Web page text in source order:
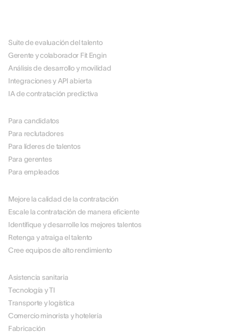
Suite de evaluación del talento
Gerente y colaborador Fit Engin
Análisis de desarrollo y movilidad
Integraciones y API abierta
IA de contratación predictiva
Para candidatos
Para reclutadores
Para líderes de talentos
Para gerentes
Para empleados
Mejore la calidad de la contratación
Escale la contratación de manera eficiente
Identifique y desarrolle los mejores talentos
Retenga y atraiga el talento
Cree equipos de alto rendimiento
Asistencia sanitaria
Tecnología y TI
Transporte y logística
Comercio minorista y hotelería
Fabricación